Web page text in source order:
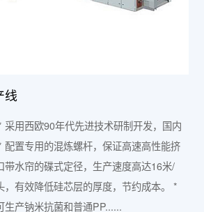
线
采用西欧90年代先进技术研制开发，国内
配置专用的混炼螺杆，保证高速高性能挤
带水帘的碟式定径，生产速度高达16米/
，有效降低硅芯层的厚度，节约成本。 *
生产钠米抗菌和普通PP......